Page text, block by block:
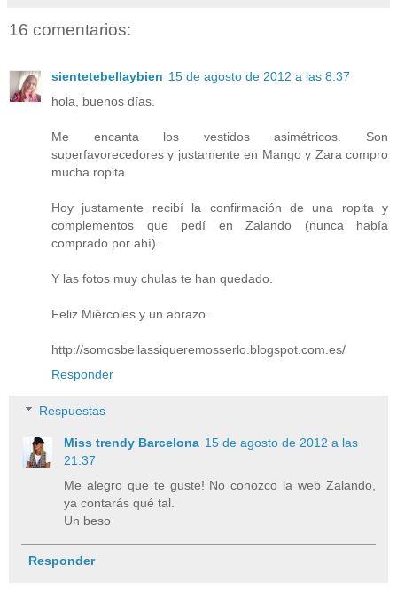
16 comentarios:
sientetebellaybien 15 de agosto de 2012 a las 8:37
hola, buenos días.
Me encanta los vestidos asimétricos. Son
superfavorecedores y justamente en Mango y Zara compro
mucha ropita.
Hoy justamente recibí la confirmación de una ropita y
complementos que pedí en Zalando (nunca había
comprado por ahí).
Y las fotos muy chulas te han quedado.
Feliz Miércoles y un abrazo.
http://somosbellassiqueremosserlo.blogspot.com.es/
Responder
Respuestas
Miss trendy Barcelona 15 de agosto de 2012 a las
21:37
Me alegro que te guste! No conozco la web Zalando,
ya contarás qué tal.
Un beso
Responder